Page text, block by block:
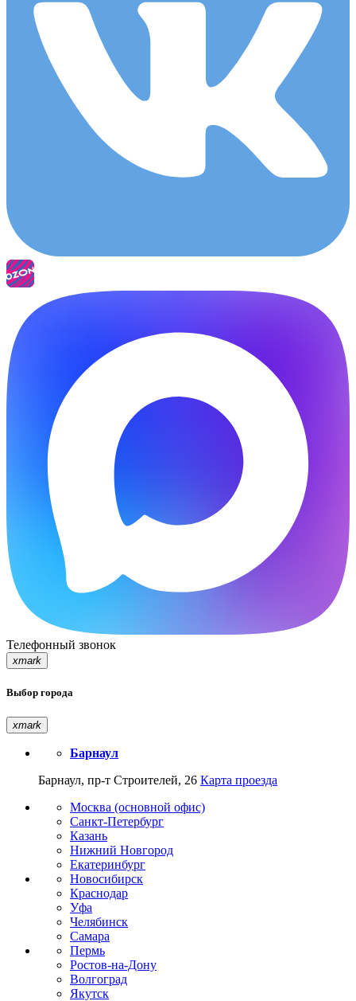
Телефонный звонок
xmark
Выбор города
xmark
Барнаул
Барнаул, пр-т Строителей, 26 Карта проезда
Москва (основной офис)
Санкт-Петербург
Казань
Нижний Новгород
Екатеринбург
Новосибирск
Краснодар
Уфа
Челябинск
Самара
Пермь
Ростов-на-Дону
Волгоград
Якутск